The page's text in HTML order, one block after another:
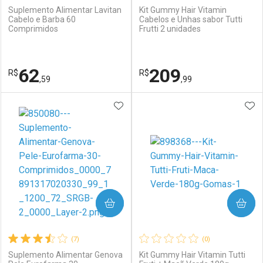
Comprar sem Desconto
Por R$ 226,59/cada
Por R$ 226,59/cada
Comprar sem Desconto
Por R$ 163,99/cada
Por R$ 163,99/cada
Suplemento Alimentar Lavitan
Cabelo e Barba 60
Comprimidos
R$62,59
Laboratório
Por Menos
Kit Gummy Hair Vitamin
Cabelos e Unhas sabor Tutti
Frutti 2 unidades
R$209,99
Laboratório
Por Menos
(7)
Suplemento Alimentar Genova
ADICIONAR AOS FAVORITOS
COMPRAR
(0)
Kit Gummy Hair Vitamin Tutti
COMPRAR